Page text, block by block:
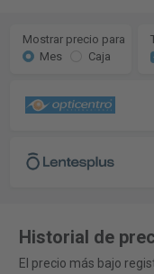
Mostrar precio para
Mes
Caja
Historial de
El precio más bajo